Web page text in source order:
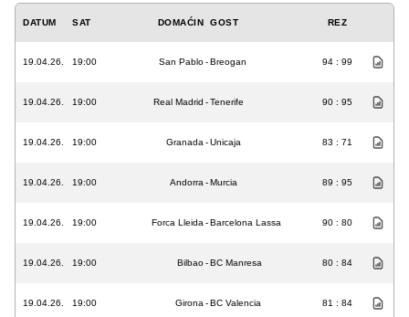
DATUM SAT DOMAĆIN GOST REZ
19.04.26. 19:00 San Pablo-Breogan 94 : 99
19.04.26. 19:00 Real Madrid -Tenerife 90 : 95
19.04.26. 19:00 Granada -Unicaja 83 : 71
19.04.26. 19:00 Andorra -Murcia 89 : 95
19.04.26. 19:00 Forca Lleida -Barcelona Lassa 90 : 80
19.04.26. 19:00 Bilbao-BC Manresa 80 : 84
19.04.26. 19:00 Girona -BC Valencia 81 : 84